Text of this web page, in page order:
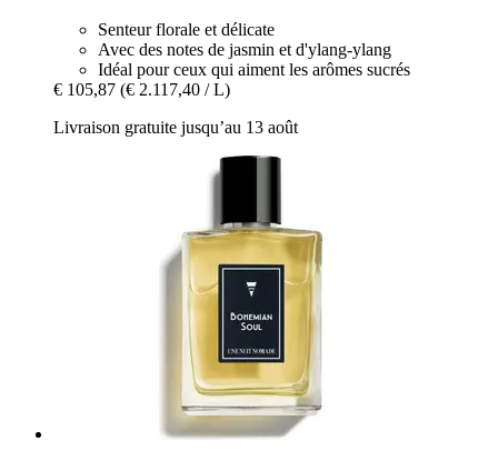
Senteur florale et délicate
Avec des notes de jasmin et d'ylang-ylang
Idéal pour ceux qui aiment les arômes sucrés
€ 105,87 (€ 2.117,40 / L)
Livraison gratuite jusqu’au 13 août